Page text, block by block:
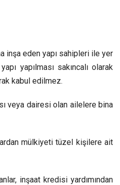
inşa eden yapı sahipleri ile yer
yapılması sakıncalı olarak
kabul edilmez.
veya dairesi olan ailelere bina
mülkiyeti tüzel kişilere ait
inşaat kredisi yardımından